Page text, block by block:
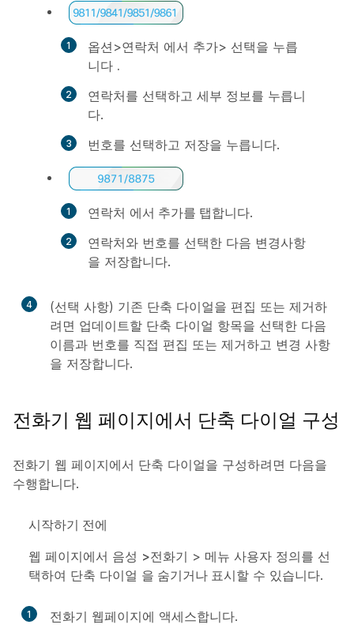
옵션>연락처 에서 추가> 선택을 누릅
니다 .
연락처를 선택하고 세부 정보를 누릅니
다.
번호를 선택하고 저장을 누릅니다.
연락처 에서 추가를 탭합니다.
연락처와 번호를 선택한 다음 변경사항
을 저장합니다.
4
(선택 사항) 기존 단축 다이얼을 편집 또는 제거하
려면 업데이트할 단축 다이얼 항목을 선택한 다음
이름과 번호를 직접 편집 또는 제거하고 변경 사항
을 저장합니다.
전화기 웹 페이지에서 단축 다이얼 구성
전화기 웹 페이지에서 단축 다이얼을 구성하려면 다음을
수행합니다.
시작하기 전에
웹 페이지에서 음성 >전화기 > 메뉴 사용자 정의를 선
택하여 단축 다이얼 을 숨기거나 표시할 수 있습니다.
1 전화기 웹페이지에 액세스합니다.